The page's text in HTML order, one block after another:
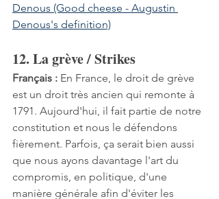
Denous (Good cheese - Augustin
Denous's definition)
12. La grève / Strikes
Français : En France, le droit de grève
est un droit très ancien qui remonte à
1791. Aujourd'hui, il fait partie de notre
constitution et nous le défendons
fièrement. Parfois, ça serait bien aussi
que nous ayons davantage l'art du
compromis, en politique, d'une
manière générale afin d'éviter les